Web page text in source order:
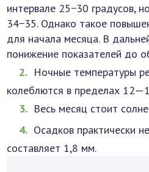
интервале 25−30 градусов,
34−35. Однако такое
для начала месяца. В
понижение показателей до
Ночные температуры
колеблются в пределах
Весь месяц стоит
Осадков практически
составляет 1,8 мм.